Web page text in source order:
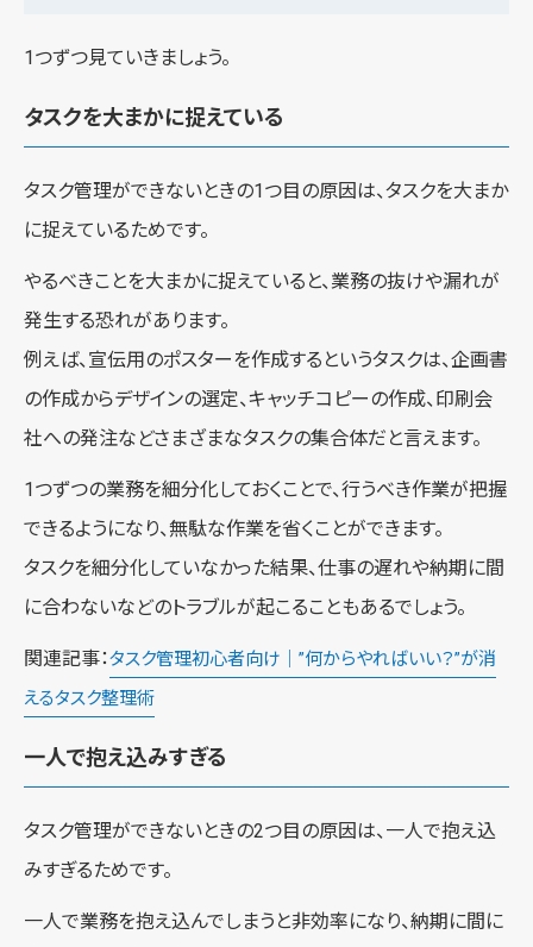
1つずつ見ていきましょう。
タスクを大まかに捉えている
タスク管理ができないときの1つ目の原因は、タスクを大まか
に捉えているためです。
やるべきことを大まかに捉えていると、業務の抜けや漏れが
発生する恐れがあります。
例えば、宣伝用のポスターを作成するというタスクは、企画書
の作成からデザインの選定、キャッチコピーの作成、印刷会
社への発注などさまざまなタスクの集合体だと言えます。
1つずつの業務を細分化しておくことで、行うべき作業が把握
できるようになり、無駄な作業を省くことができます。
タスクを細分化していなかった結果、仕事の遅れや納期に間
に合わないなどのトラブルが起こることもあるでしょう。
関連記事：タスク管理初心者向け｜”何からやればいい？”が消
えるタスク整理術
一人で抱え込みすぎる
タスク管理ができないときの2つ目の原因は、一人で抱え込
みすぎるためです。
一人で業務を抱え込んでしまうと非効率になり、納期に間に